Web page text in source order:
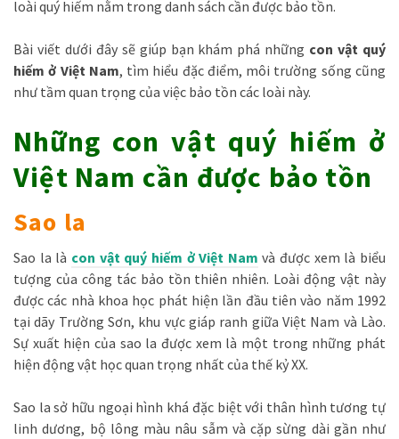
loài quý hiếm nằm trong danh sách cần được bảo tồn.
Bài viết dưới đây sẽ giúp bạn khám phá những con vật quý
hiếm ở Việt Nam, tìm hiểu đặc điểm, môi trường sống cũng
như tầm quan trọng của việc bảo tồn các loài này.
Những con vật quý hiếm ở
Việt Nam cần được bảo tồn
Sao la
Sao la là con vật quý hiếm ở Việt Nam và được xem là biểu
tượng của công tác bảo tồn thiên nhiên. Loài động vật này
được các nhà khoa học phát hiện lần đầu tiên vào năm 1992
tại dãy Trường Sơn, khu vực giáp ranh giữa Việt Nam và Lào.
Sự xuất hiện của sao la được xem là một trong những phát
hiện động vật học quan trọng nhất của thế kỷ XX.
Sao la sở hữu ngoại hình khá đặc biệt với thân hình tương tự
linh dương, bộ lông màu nâu sẫm và cặp sừng dài gần như